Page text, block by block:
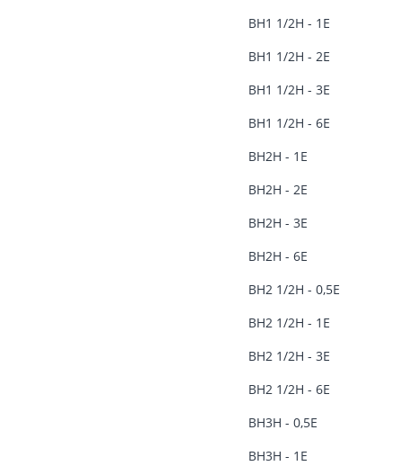
ВН1 1/2Н - 1Е
ВН1 1/2Н - 2Е
ВН1 1/2Н - 3Е
ВН1 1/2Н - 6Е
ВН2Н - 1Е
ВН2Н - 2Е
ВН2Н - 3Е
ВН2Н - 6Е
ВН2 1/2Н - 0,5Е
ВН2 1/2Н - 1Е
ВН2 1/2Н - 3Е
ВН2 1/2Н - 6Е
ВН3Н - 0,5Е
ВН3Н - 1Е